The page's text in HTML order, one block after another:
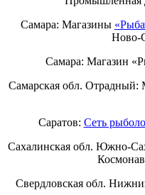
Самара: Магазины
Ново-
Самара: Магазин
Самарская обл. Отрадный:
Саратов: Сеть
Сахалинская обл. Южно-
Свердловская обл.